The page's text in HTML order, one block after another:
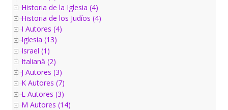
Historia de la Iglesia (4)
Historia de los Judíos (4)
I Autores (4)
Iglesia (13)
Israel (1)
Italiană (2)
J Autores (3)
K Autores (7)
L Autores (3)
M Autores (14)